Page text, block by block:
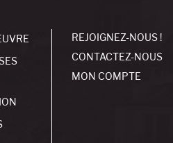
REJOIGNEZ-NOUS !
CONTACTEZ-NOUS
MON COMPTE